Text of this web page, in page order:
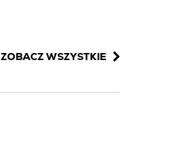
ZOBACZ WSZYSTKIE